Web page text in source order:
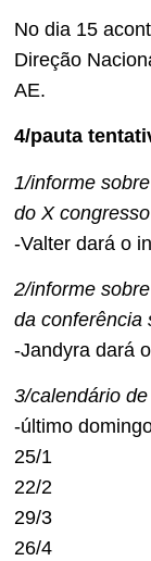
No dia 15
Direção
AE.
4/pauta
1/informe
do X
-Valter dará o
2/informe
da conferência
-Jandyra dará
3/calendário
-último
25/1
22/2
29/3
26/4